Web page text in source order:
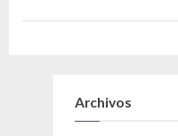
provincia
Archivos